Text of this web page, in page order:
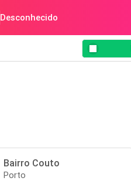
Desconhecido
Bairro Couto
Porto